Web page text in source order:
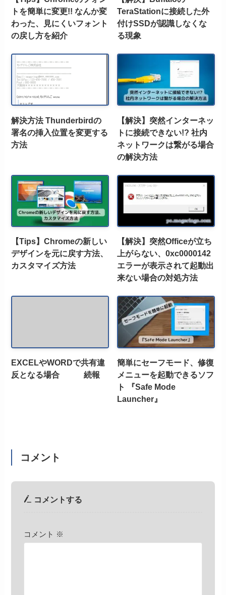
トを簡単に変更!! なんか変
わった、見にくいフォント
の戻し方を紹介
TeraStationに接続した外
付けSSDが認識しなくな
る現象
解決方法 Thunderbirdの
署名の挿入位置を変更する
方法
【解決】突然インターネッ
トに接続できない!? 社内
ネットワークは繋がる場合
の解決方法
【Tips】Chromeの新しい
デザインを元に戻す方法、
カスタマイズ方法
【解決】突然Officeが立ち
上がらない、0xc0000142
エラーが表示されて起動出
来ない場合の対処方法
EXCELやWORDで共有違
反となる場合 続報
簡単にセーフモード、修復
メニューを起動できるソフ
ト 『Safe Mode
Launcher』
コメント
コメントする
コメント ※